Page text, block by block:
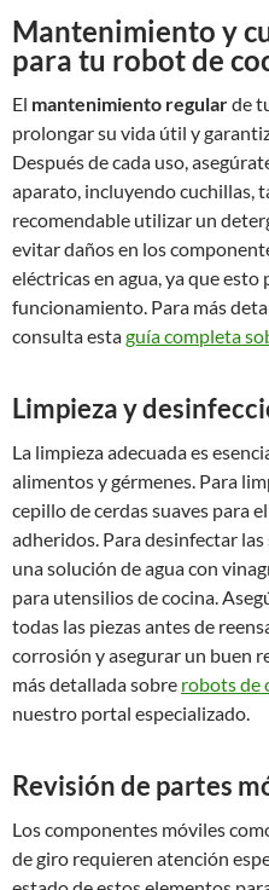
Mantenimiento y
para tu robot de
El mantenimiento regularde
prolongar su vida útil y
Después de cada uso,
aparato, incluyendo cuchillas,
recomendable utilizar un
evitar daños en los
eléctricas en agua, ya que esto
funcionamiento. Para más
consulta estaguía completa
Limpieza y
La limpieza adecuada es
alimentos y gérmenes. Para
cepillo de cerdas suaves para
adheridos. Para desinfectar
una solución de agua con
para utensilios de cocina.
todas las piezas antes de
corrosión y asegurar un buen
más detallada sobre robots de
nuestro portal especializado.
Revisión de partes
Los componentes móviles
de giro requieren atención